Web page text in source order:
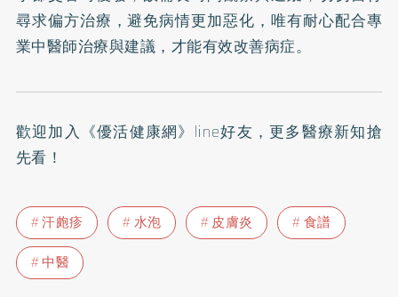
尋求偏方治療，避免病情更加惡化，唯有耐心配合專
業中醫師治療與建議，才能有效改善病症。
歡迎加入 《優活健康網》line好友 ，更多醫療新知搶
先看！
汗皰疹 水泡 皮膚炎
食譜
中醫